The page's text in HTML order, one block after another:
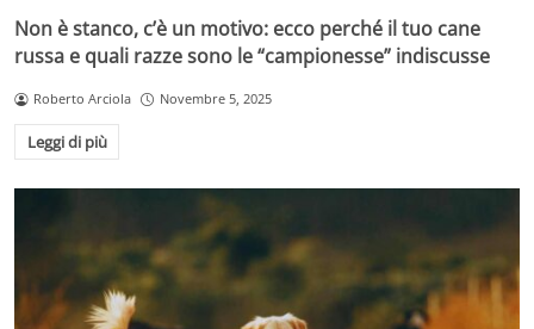
Non è stanco, c’è un motivo: ecco perché il tuo cane
russa e quali razze sono le “campionesse” indiscusse
Roberto Arciola Novembre 5, 2025
Leggi di più